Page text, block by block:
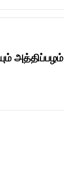
அத்திப்பழம்